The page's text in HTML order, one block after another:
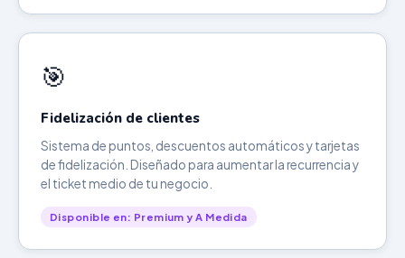
🎯
Fidelización de clientes
Sistema de puntos, descuentos automáticos y tarjetas
de fidelización. Diseñado para aumentar la recurrencia y
el ticket medio de tu negocio.
Disponible en: Premium y A Medida